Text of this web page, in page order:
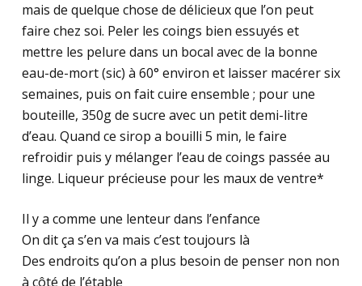
mais de quelque chose de délicieux que l’on peut
faire chez soi. Peler les coings bien essuyés et
mettre les pelure dans un bocal avec de la bonne
eau-de-mort (sic) à 60° environ et laisser macérer six
semaines, puis on fait cuire ensemble ; pour une
bouteille, 350g de sucre avec un petit demi-litre
d’eau. Quand ce sirop a bouilli 5 min, le faire
refroidir puis y mélanger l’eau de coings passée au
linge. Liqueur précieuse pour les maux de ventre*
Il y a comme une lenteur dans l’enfance
On dit ça s’en va mais c’est toujours là
Des endroits qu’on a plus besoin de penser non non
à côté de l’étable